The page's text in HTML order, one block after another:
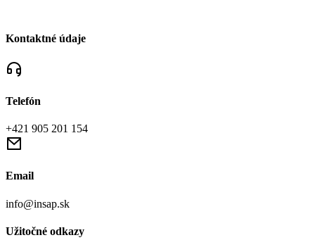
Kontaktné údaje
Telefón
+421 905 201 154
Email
info@insap.sk
Užitočné odkazy